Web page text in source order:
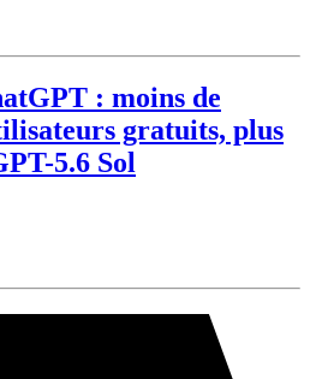
: moins de
gratuits, plus
5.6 Sol